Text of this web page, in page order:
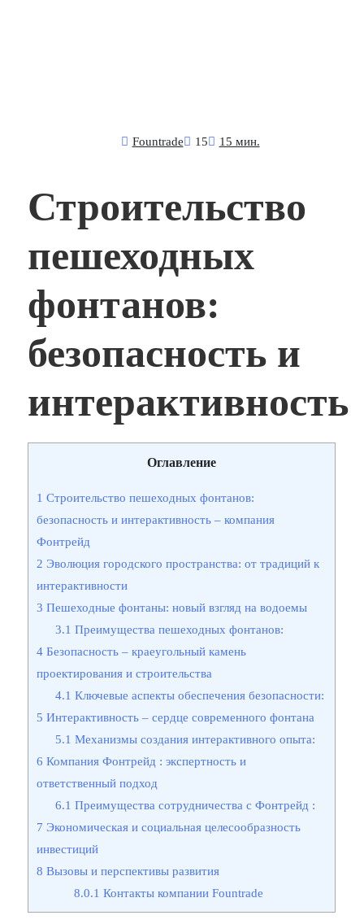
Fоuntrade 15 15 мин.
Строительство
пешеходных
фонтанов:
безопасность и
интерактивность
Оглавление
1 Строительство пешеходных фонтанов:
безопасность и интерактивность – компания
Фонтрейд
2 Эволюция городского пространства: от традиций к
интерактивности
3 Пешеходные фонтаны: новый взгляд на водоемы
3.1 Преимущества пешеходных фонтанов:
4 Безопасность – краеугольный камень
проектирования и строительства
4.1 Ключевые аспекты обеспечения безопасности:
5 Интерактивность – сердце современного фонтана
5.1 Механизмы создания интерактивного опыта:
6 Компания Фонтрейд : экспертность и
ответственный подход
6.1 Преимущества сотрудничества с Фонтрейд :
7 Экономическая и социальная целесообразность
инвестиций
8 Вызовы и перспективы развития
8.0.1 Контакты компании Fountrade